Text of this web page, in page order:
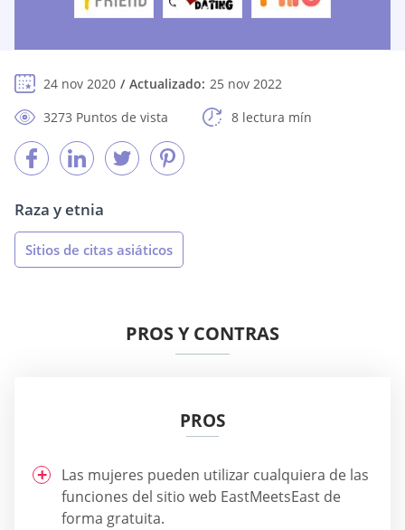
24 nov 2020 Actualizado: 25 nov 2022
3273 Puntos de vista
8 lectura mín
Raza y etnia
Sitios de citas asiáticos
PROS Y CONTRAS
PROS
Las mujeres pueden utilizar cualquiera de las
funciones del sitio web EastMeetsEast de
forma gratuita.